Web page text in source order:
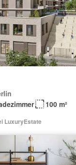
100 m²
LuxuryEstate